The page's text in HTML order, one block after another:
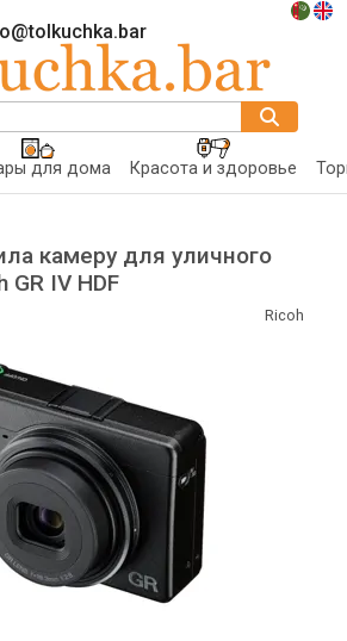
для дома Красота и здоровье
камеру для уличного
GR IV HDF
Ricoh